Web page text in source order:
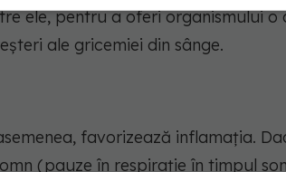
ele, pentru a oferi organismului
ale gricemiei din sânge.
favorizează inflamația.
(pauze în respirație în timpul